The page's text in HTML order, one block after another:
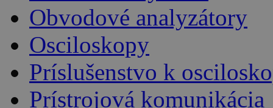
Obvodové analyzátory
Osciloskopy
Príslušenstvo k
Prístrojová komunikácia